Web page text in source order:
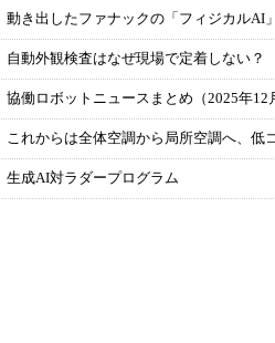
動き出したファナックの「フィジカルAI」
自動外観検査はなぜ現場で定着しない
協働ロボットニュースまとめ（2025年12
これからは全体空調から局所空調へ、低
生成AI対ラダープログラム